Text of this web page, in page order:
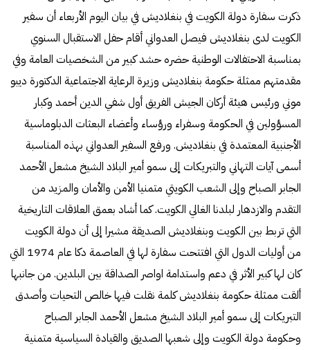
ذكرت سفارة دولة الكويت في بنغلاديش في بيان اليوم الأربعاء أن سفير
الكويت لدى بنغلاديش فيصل العدواني أقام حفل الاستقبال السنوي
بمناسبة الاحتفالات الوطنية حضره حشد كبير من الشخصيات العامة وفي
مقدمتهم ممثلة حكومة بنغلاديش وزيرة الرعاية الاجتماعية الدكتورة ديبو
موني ورئيس هيئة أركان الجيش الفريق أول شفي الدين أحمد وكبار
المسؤولين في الحكومة وسفراء ورؤساء وأعضاء البعثات الدبلوماسية
الأجنبية المعتمدة في بنغلاديش. ورفع السفير العدواني بهذه المناسبة
أسمى آيات التهاني والتبريكات إلى سمو أمير البلاد الشيخ مشعل الأحمد
الجابر الصباح وإلى الشعب الكويتي متمنيا الأمن والأمان والمزيد من
التقدم والازدهار لبلدنا الغالي الكويت. كما أشاد بعمق العلاقات التاريخية
التي تربط بين الكويت وبنغلاديش الصديقة مشيرا إلى أن دولة الكويت
من أوليات الدول التي افتتحت سفارة لها في العاصمة دكا عام 1974 التي
كان لها كبير الأثر في دعم واستدامة اواصر الصداقة بين البلدين. من جانبها
ألقت ممثلة حكومة بنغلاديش كلمة نقلت فيها خالص التحيات وأصدق
التبريكات إلى سمو أمير البلاد الشيخ مشعل الأحمد الجابر الصباح
وحكومة دولة الكويت وإلى شعبها الصديق والقيادة السياسية متمنية